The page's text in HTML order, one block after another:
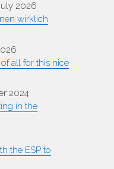
2026
wirklich
all for this nice
2024
in the
the ESP to